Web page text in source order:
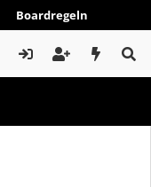
Boardregeln